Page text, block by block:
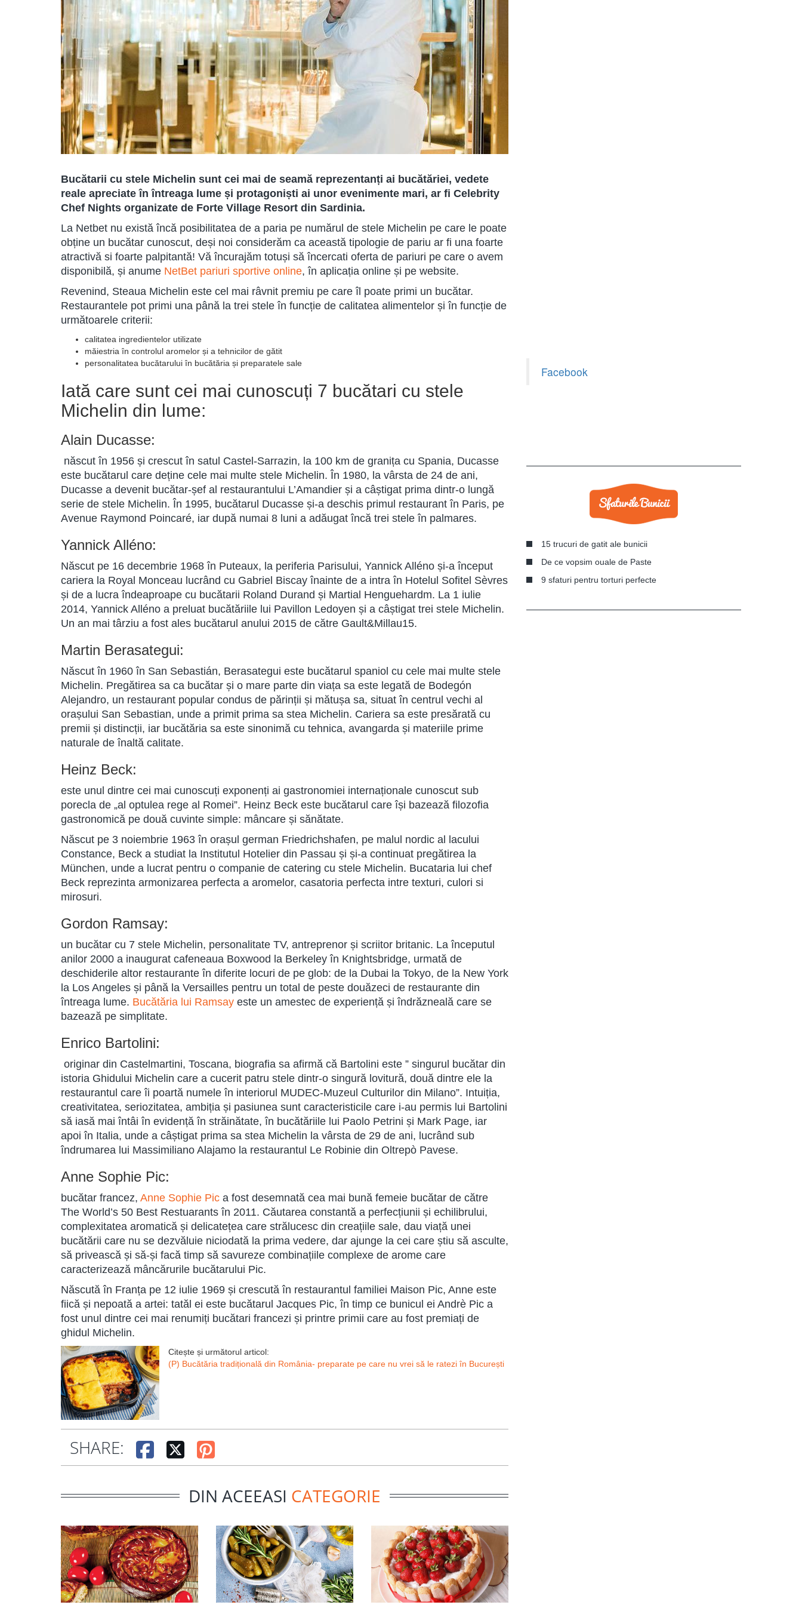
Bucătarii cu stele Michelin sunt cei mai de seamă reprezentanți ai bucătăriei, vedete
reale apreciate în întreaga lume și protagoniști ai unor evenimente mari, ar fi Celebrity
Chef Nights organizate de Forte Village Resort din Sardinia.
La Netbet nu există încă posibilitatea de a paria pe numărul de stele Michelin pe care le poate
obține un bucătar cunoscut, deși noi considerăm ca această tipologie de pariu ar fi una foarte
atractivă si foarte palpitantă! Vă încurajăm totuși să încercati oferta de pariuri pe care o avem
disponibilă, și anume NetBet pariuri sportive online, în aplicația online și pe website.
Revenind, Steaua Michelin este cel mai râvnit premiu pe care îl poate primi un bucătar.
Restaurantele pot primi una până la trei stele în funcție de calitatea alimentelor și în funcție de
următoarele criterii:
calitatea ingredientelor utilizate
măiestria în controlul aromelor și a tehnicilor de gătit
personalitatea bucătarului în bucătăria și preparatele sale
Iată care sunt cei mai cunoscuți 7 bucătari cu stele
Michelin din lume:
Alain Ducasse:
născut în 1956 și crescut în satul Castel-Sarrazin, la 100 km de granița cu Spania, Ducasse
este bucătarul care deține cele mai multe stele Michelin. În 1980, la vârsta de 24 de ani,
Ducasse a devenit bucătar-șef al restaurantului L’Amandier și a câștigat prima dintr-o lungă
serie de stele Michelin. În 1995, bucătarul Ducasse și-a deschis primul restaurant în Paris, pe
Avenue Raymond Poincaré, iar după numai 8 luni a adăugat încă trei stele în palmares.
Yannick Alléno:
Născut pe 16 decembrie 1968 în Puteaux, la periferia Parisului, Yannick Alléno și-a început
cariera la Royal Monceau lucrând cu Gabriel Biscay înainte de a intra în Hotelul Sofitel Sèvres
și de a lucra îndeaproape cu bucătarii Roland Durand și Martial Henguehardm. La 1 iulie
2014, Yannick Alléno a preluat bucătăriile lui Pavillon Ledoyen și a câștigat trei stele Michelin.
Un an mai târziu a fost ales bucătarul anului 2015 de către Gault&Millau15.
Martin Berasategui:
Născut în 1960 în San Sebastián, Berasategui este bucătarul spaniol cu cele mai multe stele
Michelin. Pregătirea sa ca bucătar și o mare parte din viața sa este legată de Bodegón
Alejandro, un restaurant popular condus de părinții și mătușa sa, situat în centrul vechi al
orașului San Sebastian, unde a primit prima sa stea Michelin. Cariera sa este presărată cu
premii și distincții, iar bucătăria sa este sinonimă cu tehnica, avangarda și materiile prime
naturale de înaltă calitate.
Heinz Beck:
este unul dintre cei mai cunoscuți exponenți ai gastronomiei internaționale cunoscut sub
porecla de „al optulea rege al Romei”. Heinz Beck este bucătarul care își bazează filozofia
gastronomică pe două cuvinte simple: mâncare și sănătate.
Născut pe 3 noiembrie 1963 în orașul german Friedrichshafen, pe malul nordic al lacului
Constance, Beck a studiat la Institutul Hotelier din Passau și și-a continuat pregătirea la
München, unde a lucrat pentru o companie de catering cu stele Michelin. Bucataria lui chef
Beck reprezinta armonizarea perfecta a aromelor, casatoria perfecta intre texturi, culori si
mirosuri.
Gordon Ramsay:
un bucătar cu 7 stele Michelin, personalitate TV, antreprenor și scriitor britanic. La începutul
anilor 2000 a inaugurat cafeneaua Boxwood la Berkeley în Knightsbridge, urmată de
deschiderile altor restaurante în diferite locuri de pe glob: de la Dubai la Tokyo, de la New York
la Los Angeles și până la Versailles pentru un total de peste douăzeci de restaurante din
întreaga lume. Bucătăria lui Ramsay este un amestec de experiență și îndrăzneală care se
bazează pe simplitate.
Enrico Bartolini:
originar din Castelmartini, Toscana, biografia sa afirmă că Bartolini este ” singurul bucătar din
istoria Ghidului Michelin care a cucerit patru stele dintr-o singură lovitură, două dintre ele la
restaurantul care îi poartă numele în interiorul MUDEC-Muzeul Culturilor din Milano”. Intuiția,
creativitatea, seriozitatea, ambiția și pasiunea sunt caracteristicile care i-au permis lui Bartolini
să iasă mai întâi în evidență în străinătate, în bucătăriile lui Paolo Petrini și Mark Page, iar
apoi în Italia, unde a câștigat prima sa stea Michelin la vârsta de 29 de ani, lucrând sub
îndrumarea lui Massimiliano Alajamo la restaurantul Le Robinie din Oltrepò Pavese.
Anne Sophie Pic:
bucătar francez, Anne Sophie Pic a fost desemnată cea mai bună femeie bucătar de către
The World’s 50 Best Restuarants în 2011. Căutarea constantă a perfecțiunii și echilibrului,
complexitatea aromatică și delicatețea care strălucesc din creațiile sale, dau viață unei
bucătării care nu se dezvăluie niciodată la prima vedere, dar ajunge la cei care știu să asculte,
să privească și să-și facă timp să savureze combinațiile complexe de arome care
caracterizează mâncărurile bucătarului Pic.
Născută în Franța pe 12 iulie 1969 și crescută în restaurantul familiei Maison Pic, Anne este
fiică și nepoată a artei: tatăl ei este bucătarul Jacques Pic, în timp ce bunicul ei Andrè Pic a
fost unul dintre cei mai renumiți bucătari francezi și printre primii care au fost premiați de
ghidul Michelin.
Citește și următorul articol:
(P) Bucătăria tradițională din România- preparate pe care nu vrei să le ratezi în București
SHARE:
DIN ACEEASI CATEGORIE
Facebook
15 trucuri de gatit ale bunicii
De ce vopsim ouale de Paste
9 sfaturi pentru torturi perfecte